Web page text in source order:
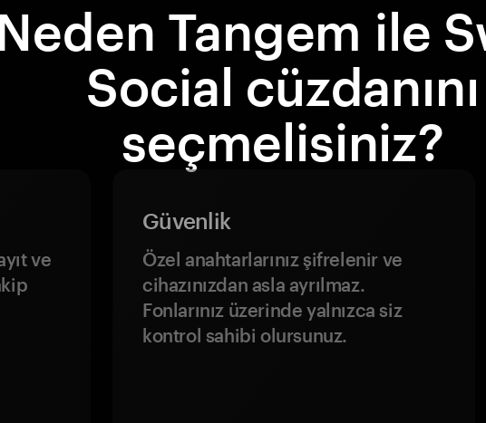
Tangem ile
Social cüzdanını
seçmelisiniz?
ve
Güvenlik
Özel anahtarlarınız şifrelenir ve
cihazınızdan asla ayrılmaz.
Fonlarınız üzerinde yalnızca siz
kontrol sahibi olursunuz.